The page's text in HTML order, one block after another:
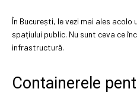
În București, le vezi mai ales
spațiului public. Nu sunt ceva ce
infrastructură.
Containerele